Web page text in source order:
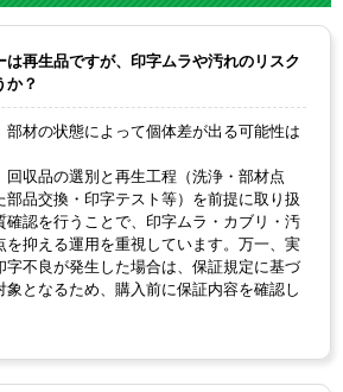
なし
リサイクルトナー
は再生品ですが、印字ムラや汚れのリスク
か？
部材の状態によって個体差が出る可能性は
回収品の選別と再生工程（洗浄・部材点
部品交換・印字テスト等）を前提に取り扱
確認を行うことで、印字ムラ・カブリ・汚
を抑える運用を重視しています。万一、実
字不良が発生した場合は、保証規定に基づ
象となるため、購入前に保証内容を確認し